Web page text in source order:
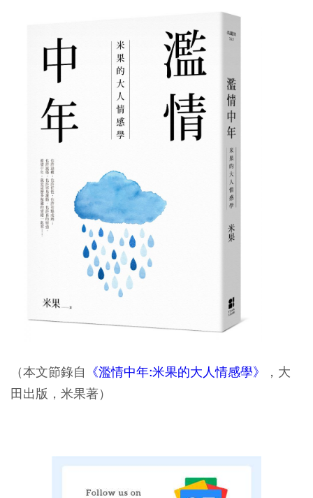
（本文節錄自 《濫情中年:米果的大人情感學》
，大
田出版，米果著）